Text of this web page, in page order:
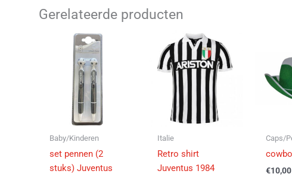
Gerelateerde producten
Baby/Kinderen
set pennen (2
stuks) Juventus
Italie
Retro shirt
Juventus 1984
heeft
meerdere
Caps/
€10,00